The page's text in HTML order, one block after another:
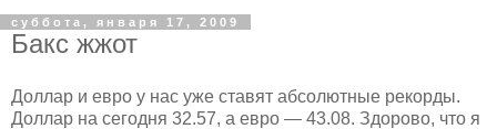
суббота, января 17, 2009
Бакс жжот
Доллар и евро у нас уже ставят абсолютные рекорды.
Доллар на сегодня 32.57, а евро — 43.08. Здорово, что я